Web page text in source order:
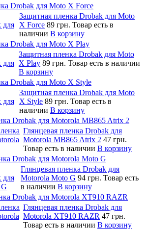
Drobak для Moto X Force
Защитная пленка Drobak для Moto
X Force 89 грн. Товар есть в
наличии В корзину
Drobak для Moto X Play
Защитная пленка Drobak для Moto
X Play 89 грн. Товар есть в наличии
В корзину
Drobak для Moto X Style
Защитная пленка Drobak для Moto
X Style 89 грн. Товар есть в
наличии В корзину
Drobak для Motorola MB865 Atrix 2
Глянцевая пленка Drobak для
Motorola MB865 Atrix 2 47 грн.
Товар есть в наличии В корзину
Drobak для Motorola Moto G
Глянцевая пленка Drobak для
Motorola Moto G 94 грн. Товар есть
в наличии В корзину
Drobak для Motorola XT910 RAZR
Глянцевая пленка Drobak для
Motorola XT910 RAZR 47 грн.
Товар есть в наличии В корзину